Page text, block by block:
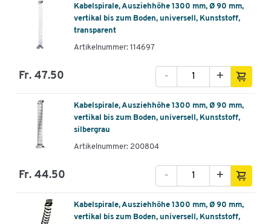
Kabelspirale, Ausziehhöhe 1300 mm, Ø 90 mm,
vertikal bis zum Boden, universell, Kunststoff,
transparent
Artikelnummer: 114697
Fr. 47.50 +
-
Kabelspirale, Ausziehhöhe 1300 mm, Ø 90 mm,
vertikal bis zum Boden, universell, Kunststoff,
silbergrau
Artikelnummer: 200804
Fr. 44.50 +
-
Kabelspirale, Ausziehhöhe 1300 mm, Ø 90 mm,
vertikal bis zum Boden, universell, Kunststoff,